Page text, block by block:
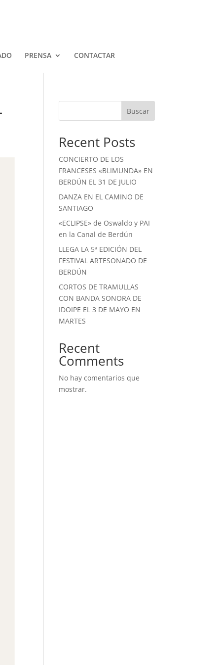
PRENSA CONTACTAR
Buscar
Recent Posts
CONCIERTO DE LOS
FRANCESES «BLIMUNDA» EN
BERDÚN EL 31 DE JULIO
DANZA EN EL CAMINO DE
SANTIAGO
«ECLIPSE» de Oswaldo y PAI
en la Canal de Berdún
LLEGA LA 5ª EDICIÓN DEL
FESTIVAL ARTESONADO DE
BERDÚN
CORTOS DE TRAMULLAS
CON BANDA SONORA DE
IDOIPE EL 3 DE MAYO EN
MARTES
Recent
Comments
No hay comentarios que
mostrar.